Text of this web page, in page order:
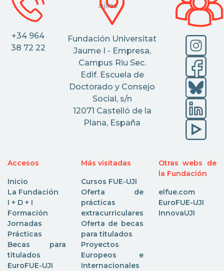
.uji.es
+34 964
38 72 22
Fundación Universitat
Jaume I - Empresa,
Campus Riu Sec.
Edif. Escuela de
Doctorado y Consejo
Social, s/n
12071 Castelló de la
Plana, España
Accesos
Inicio
La Fundación
I + D + I
Formación
Jornadas
Prácticas
Becas para
titulados
EuroFUE-UJI
Más visitadas
Cursos FUE-UJI
Oferta de
prácticas
extracurriculares
Oferta de becas
para titulados
Proyectos
Europeos e
Internacionales
Otras webs de
la Fundación
elfue.com
EuroFUE-UJI
InnovaUJI